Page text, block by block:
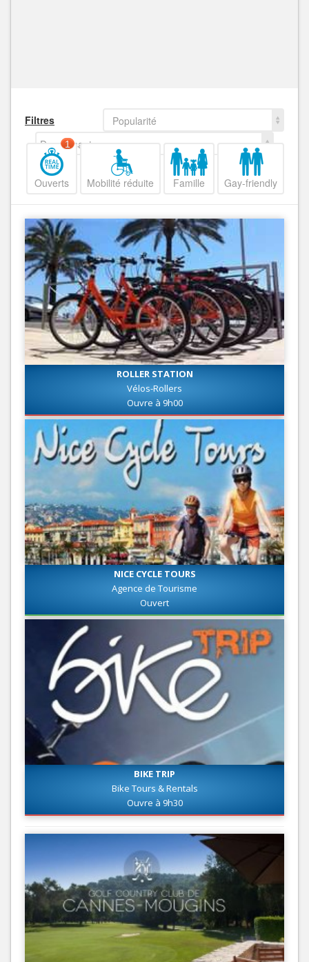
Filtres
Popularité
Decroissant
Ouverts
1
Mobilité réduite Famille Gay-friendly
ROLLER STATION
Vélos-Rollers
Ouvre à 9h00
NICE CYCLE TOURS
Agence de Tourisme
Ouvert
BIKE TRIP
Bike Tours & Rentals
Ouvre à 9h30